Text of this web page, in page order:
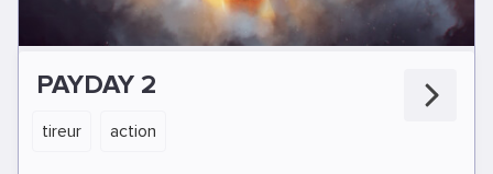
PAYDAY 2
tireur action